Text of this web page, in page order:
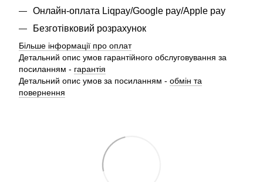
Онлайн-оплата Liqpay/Google pay/Apple pay
Безготівковий розрахунок
Більше інформації про оплат
Детальний опис умов гарантійного обслуговування за
посиланням - гарантія
Детальний опис умов за посиланням - обмін та
повернення